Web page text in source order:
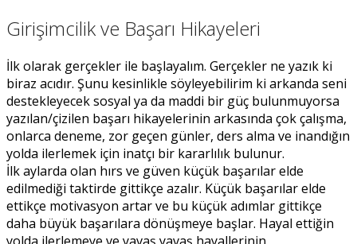
Girişimcilik ve Başarı Hikayeleri
İlk olarak gerçekler ile başlayalım. Gerçekler ne yazık ki
biraz acıdır. Şunu kesinlikle söyleyebilirim ki arkanda seni
destekleyecek sosyal ya da maddi bir güç bulunmuyorsa
yazılan/çizilen başarı hikayelerinin arkasında çok çalışma,
onlarca deneme, zor geçen günler, ders alma ve inandığın
yolda ilerlemek için inatçı bir kararlılık bulunur.
İlk aylarda olan hırs ve güven küçük başarılar elde
edilmediği taktirde gittikçe azalır. Küçük başarılar elde
ettikçe motivasyon artar ve bu küçük adımlar gittikçe
daha büyük başarılara dönüşmeye başlar. Hayal ettiğin
yolda ilerlemeye ve yavaş yavaş hayallerinin